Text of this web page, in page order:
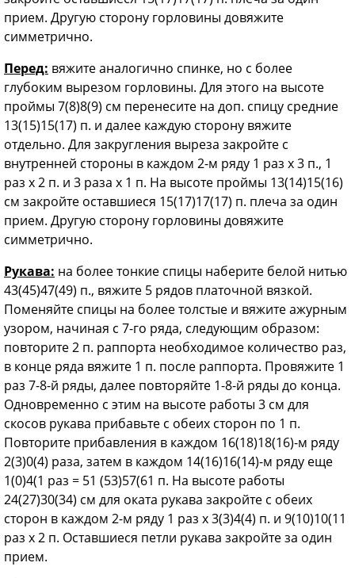
прием. Другую сторону горловины довяжите
симметрично.
Перед: вяжите аналогично спинке, но с более
глубоким вырезом горловины. Для этого на высоте
проймы 7(8)8(9) см перенесите на доп. спицу средние
13(15)15(17) п. и далее каждую сторону вяжите
отдельно. Для закругления выреза закройте с
внутренней стороны в каждом 2-м ряду 1 раз х 3 п., 1
раз х 2 п. и 3 раза х 1 п. На высоте проймы 13(14)15(16)
см закройте оставшиеся 15(17)17(17) п. плеча за один
прием. Другую сторону горловины довяжите
симметрично.
Рукава: на более тонкие спицы наберите белой нитью
43(45)47(49) п., вяжите 5 рядов платочной вязкой.
Поменяйте спицы на более толстые и вяжите ажурным
узором, начиная с 7-го ряда, следующим образом:
повторите 2 п. раппорта необходимое количество раз,
в конце ряда вяжите 1 п. после раппорта. Провяжите 1
раз 7-8-й ряды, далее повторяйте 1-8-й ряды до конца.
Одновременно с этим на высоте работы 3 см для
скосов рукава прибавьте с обеих сторон по 1 п.
Повторите прибавления в каждом 16(18)18(16)-м ряду
2(3)0(4) раза, затем в каждом 14(16)16(14)-м ряду еще
1(0)4(1 раз = 51 (53)57(61 п. На высоте работы
24(27)30(34) см для оката рукава закройте с обеих
сторон в каждом 2-м ряду 1 раз х 3(3)4(4) п. и 9(10)10(11
раз х 2 п. Оставшиеся петли рукава закройте за один
прием.